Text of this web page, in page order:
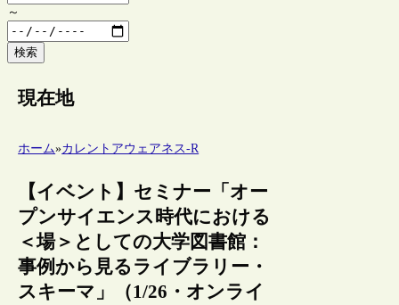
～
検索
現在地
ホーム»カレントアウェアネス-R
【イベント】セミナー「オー
プンサイエンス時代における
＜場＞としての大学図書館：
事例から見るライブラリー・
スキーマ」（1/26・オンライ